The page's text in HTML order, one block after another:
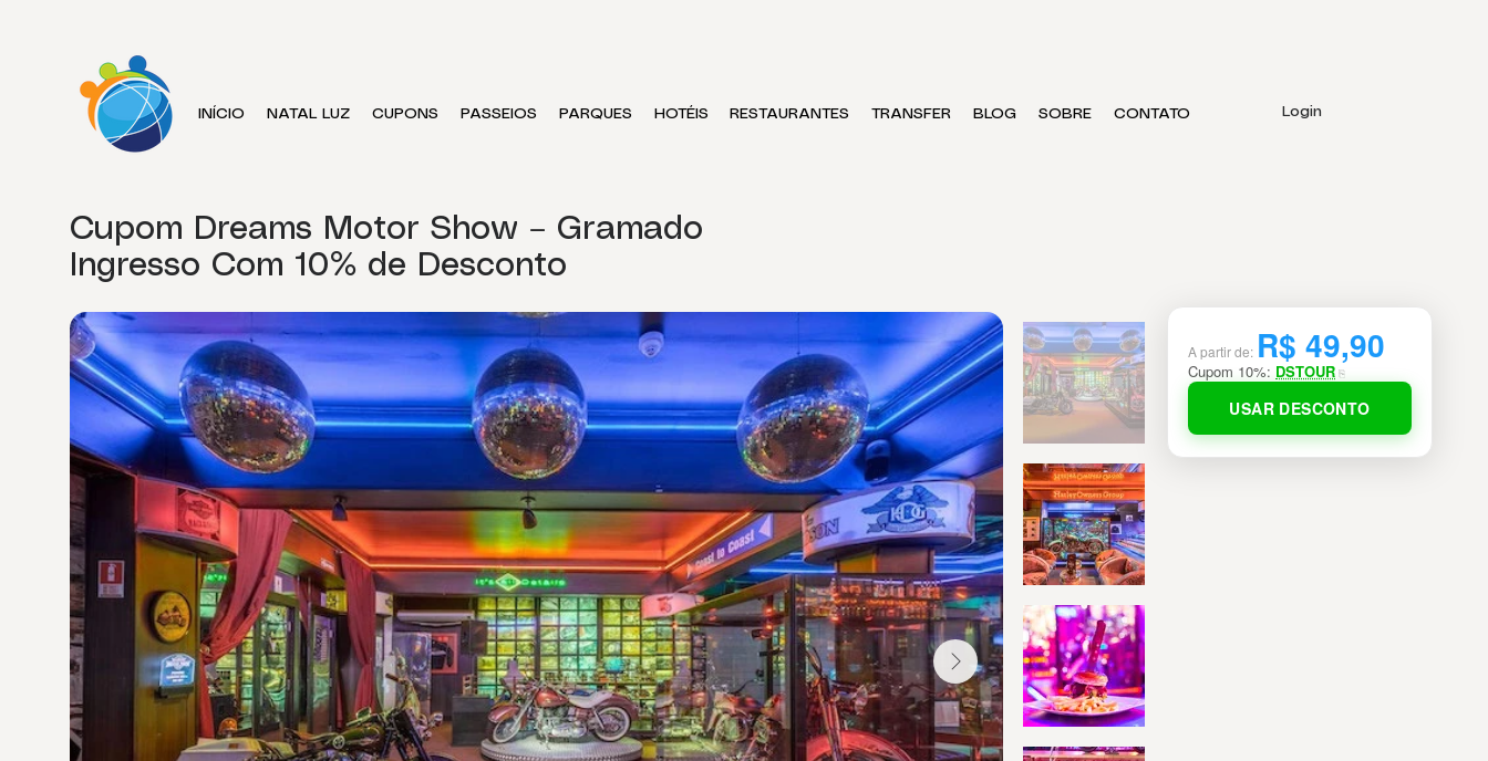
INÍCIO NATAL LUZ CUPONS PASSEIOS PARQUES HOTÉIS RESTAURANTES TRANSFER BLOG SOBRE CONTATO Login
Cupom Dreams Motor Show – Gramado
Ingresso Com 10% de Desconto
A partir de: R$ 49,90
Cupom 10%: DSTOUR ⎘
USAR DESCONTO